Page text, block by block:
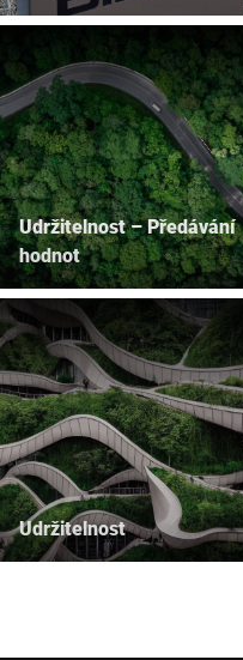
Udržitelnost – Předávání
hodnot
Udržitelnost